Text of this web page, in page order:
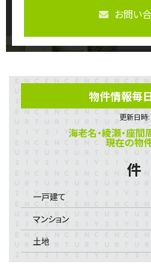
お問い
物件情報毎
更新日時:
海老名・綾瀬・座間
現在の物
件
一戸建て
マンション
土地